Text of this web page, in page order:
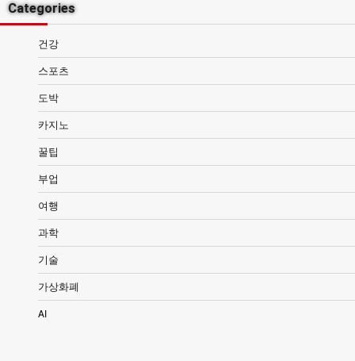
Categories
건강
스포츠
도박
카지노
꿀팁
부업
여행
과학
기술
가상화폐
AI